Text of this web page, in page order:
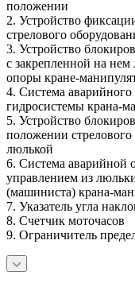
положении
2. Устройство
стрелового
3. Устройство
с закрепленной на
опоры кране-
4. Система
гидросистемы крана-
5. Устройство
положении
люлькой
6. Система аварийной
управлением из
(машиниста) крана-
7. Указатель угла
8. Счетчик моточасов
9. Ограничитель